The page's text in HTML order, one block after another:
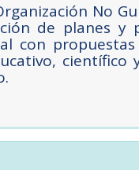
No
de planes y
con
científico